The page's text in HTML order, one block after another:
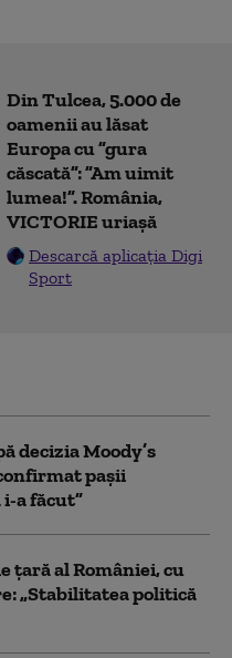
Din Tulcea, 5.000 de
oamenii au lăsat
Europa cu ”gura
căscată”: ”Am uimit
lumea!”. România,
VICTORIE uriașă
Descarcă aplicația Digi
Sport
decizia Moody’s
pașii
a făcut”
țară al României, cu
„Stabilitatea politică